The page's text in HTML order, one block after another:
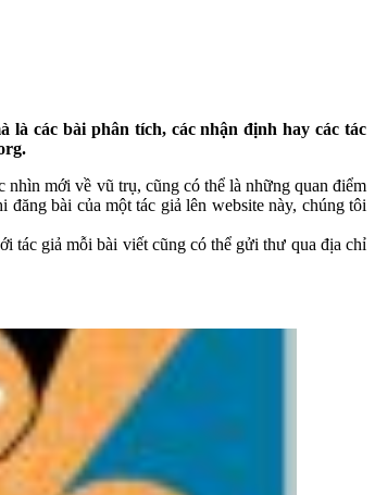
các bài phân tích, các nhận định hay các tác
nhìn mới về vũ trụ, cũng có thể là những quan điểm
bài của một tác giả lên website này, chúng tôi
tác giả mỗi bài viết cũng có thể gửi thư qua địa chỉ